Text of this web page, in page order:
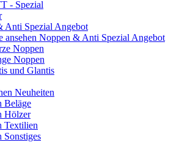
- Spezial
Anti Spezial Angebot
ansehen Noppen & Anti Spezial Angebot
Noppen
Noppen
und Glantis
Neuheiten
Beläge
Hölzer
Textilien
Sonstiges